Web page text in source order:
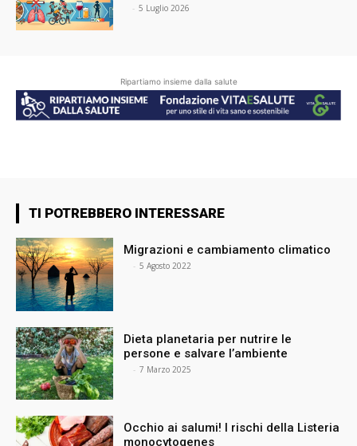
- 5 Luglio 2026
Ripartiamo insieme dalla salute
TI POTREBBERO INTERESSARE
Migrazioni e cambiamento climatico
- 5 Agosto 2022
Dieta planetaria per nutrire le
persone e salvare l’ambiente
- 7 Marzo 2025
Occhio ai salumi! I rischi della Listeria
monocytogenes